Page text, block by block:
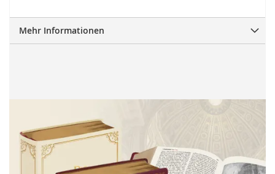
Mehr Informationen